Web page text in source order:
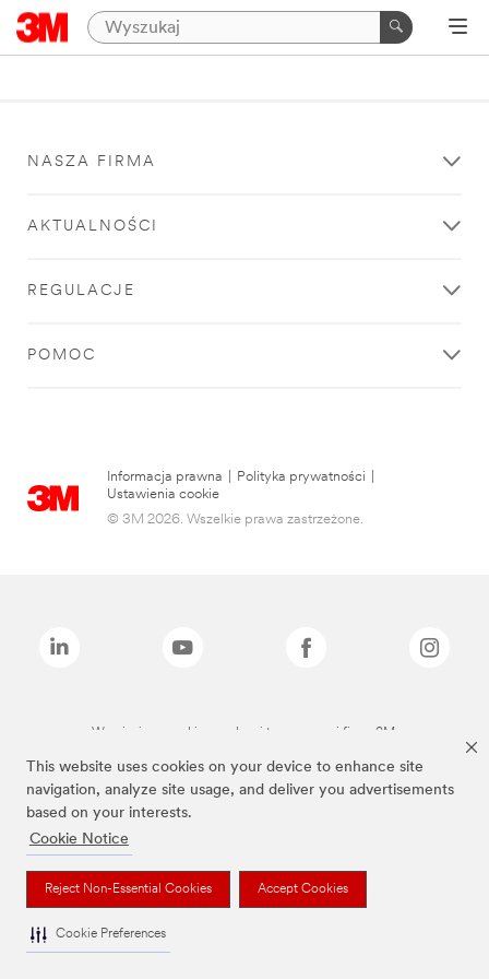
This website uses cookies on your device to enhance site
navigation, analyze site usage, and deliver you advertisements
based on your interests.
Cookie Notice
Reject Non-Essential Cookies Accept Cookies
Cookie Preferences
NASZA FIRMA
AKTUALNOŚCI
REGULACJE
POMOC
Informacja prawna Polityka prywatności
Ustawienia cookie
© 3M 2026. Wszelkie prawa zastrzeżone.
Wymienione marki są znakami towarowymi firmy 3M.